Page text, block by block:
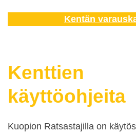
Kentän
Kenttien
käyttöohjeita
Kuopion Ratsastajilla on